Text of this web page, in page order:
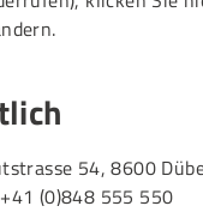
54, 8600
(0)848 555 550